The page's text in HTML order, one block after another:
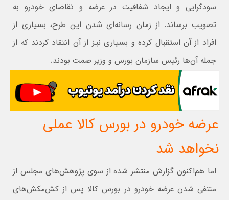
سودگرایی و ایجاد شفافیت در عرضه و تقاضای خودرو به
تصویب برساند. از زمان رسانه‌ای شدن این طرح، بسیاری از
افراد از آن استقبال کرده و بسیاری نیز از آن انتقاد کردند که از
جمله آن‌ها رئیس سازمان بورس و وزیر صمت بودند.
عرضه خودرو در بورس کالا عملی
نخواهد شد
اما‌ هم‌اکنون گزارش منتشر شده از سوی پژوهش‌های مجلس از
منتفی شدن عرضه خودرو در بورس کالا پس از کش‌مکش‌های